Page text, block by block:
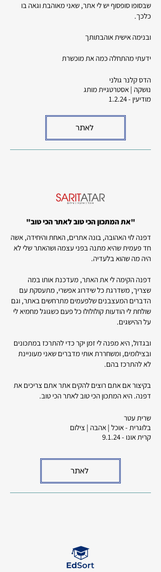
שבסופו סופסוף יש לי אתר, שאני מאוהבת וגאה בו
כלכך.
ובנימה אישית אוהבתותך
ידעתי מהתחלה כמה את מוכשרת
הדס קלנר גולני
נושקה | אסטרטגיית מותג
מודיעין - 1.2.24
לאתר
"את המתכון הכי טוב לאתר הכי טוב"
דפנה לוי האהובה, בונה אתרים, האחת והיחידה, אשה
חד פעמית שהיא מתנה בפני עצמה ושהאתר שלי לא
היה מה שהוא בלעדיה.
דפנה הקימה לי את האתר, מעדכנת אותו במה
שצריך, משדרגת כל שידרוג אפשרי, מתעסקת עם
הדברים המעצבנים שלפעמים מתרחשים באתר, וגם
שולחת לי הודעות קולולולו כל פעם כשגוגל מחמיא לי
על ההישגים.
ובגדול, היא מפנה לי זמן יקר כדי להתרכז במתכונים
ובצילומים, ומשחררת אותי מדברים שאני מעוניינת
לא להתרכז בהם.
בקיצור אם אתם רוצים להקים אתר אתם צריכים את
דפנה. היא המתכון הכי טוב לאתר הכי טוב.
שרית עטר
בלוגרית - אוכל | אהבה | צילום
קרית אונו - 9.1.24
לאתר